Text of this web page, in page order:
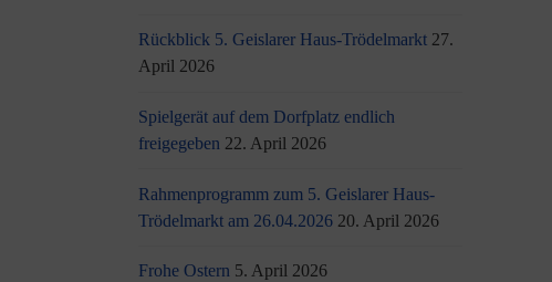
Rückblick 5. Geislarer Haus-Trödelmarkt 27.
April 2026
Spielgerät auf dem Dorfplatz endlich
freigegeben 22. April 2026
Rahmenprogramm zum 5. Geislarer Haus-
Trödelmarkt am 26.04.2026 20. April 2026
Frohe Ostern 5. April 2026